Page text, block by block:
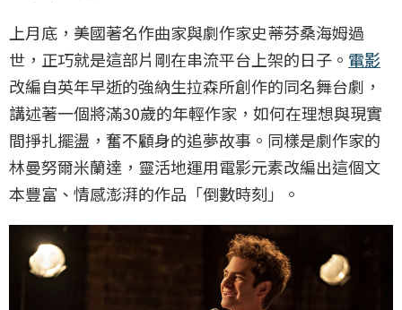
上月底，美國著名作曲家與劇作家史蒂芬桑海姆過
世，正巧就是這部片剛在串流平台上架的日子。 電影
改編自英年早逝的強納生拉森所創作的同名舞台劇，
講述著一個將滿30歲的年輕作家，如何在理想與現實
間掙扎擺盪，奮不顧身的追夢故事。同樣是劇作家的
林曼努爾米蘭達，靈活地運用電影元素改編出這個文
本豐富、情感澎湃的作品「倒數時刻」。